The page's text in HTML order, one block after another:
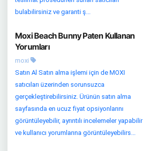
bulabilirsiniz ve garanti ş...
Moxi Beach Bunny Paten Kullanan
Yorumları
moxi
Satın Al Satın alma işlemi için de MOXI
satıcıları üzerinden sorunsuzca
gerçekleştirebilirsiniz. Ürünün satın alma
sayfasında en ucuz fiyat opsiyonlarını
görüntüleyebilir, ayrıntılı incelemeler yapabilir
ve kullanıcı yorumlarına görüntüleyebilirs...